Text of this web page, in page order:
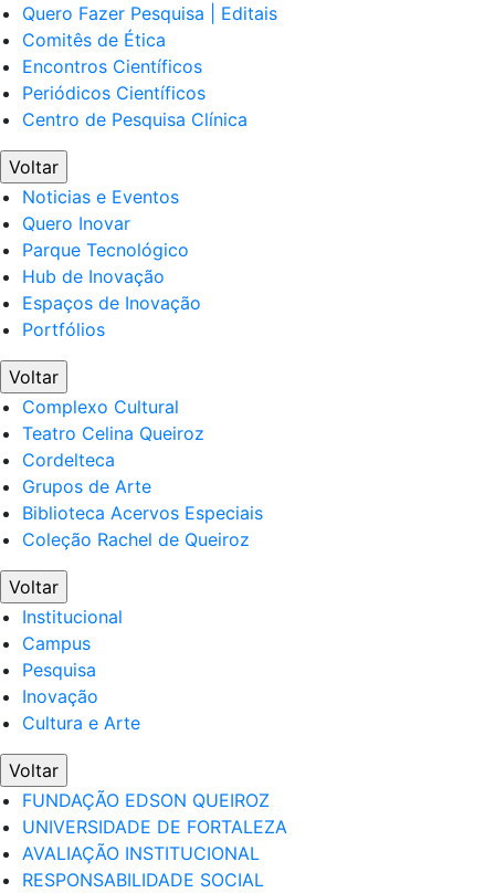
Quero Fazer Pesquisa | Editais
Comitês de Ética
Encontros Científicos
Periódicos Científicos
Centro de Pesquisa Clínica
Voltar
Noticias e Eventos
Quero Inovar
Parque Tecnológico
Hub de Inovação
Espaços de Inovação
Portfólios
Voltar
Complexo Cultural
Teatro Celina Queiroz
Cordelteca
Grupos de Arte
Biblioteca Acervos Especiais
Coleção Rachel de Queiroz
Voltar
Institucional
Campus
Pesquisa
Inovação
Cultura e Arte
Voltar
FUNDAÇÃO EDSON QUEIROZ
UNIVERSIDADE DE FORTALEZA
AVALIAÇÃO INSTITUCIONAL
RESPONSABILIDADE SOCIAL